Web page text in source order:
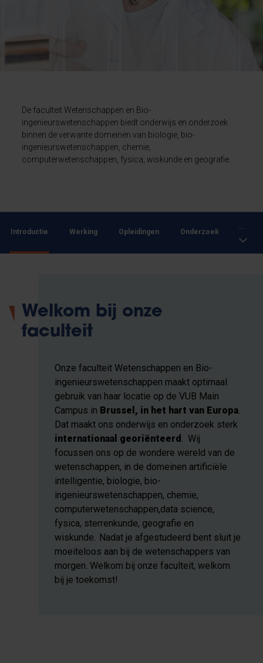
De faculteit Wetenschappen en Bio-
ingenieurswetenschappen biedt onderwijs en onderzoek
binnen de verwante domeinen van biologie, bio-
ingenieurswetenschappen, chemie,
computerwetenschappen, fysica, wiskunde en geografie.
Introductie Werking Opleidingen Onderzoek
Welkom bij onze
faculteit
Onze faculteit Wetenschappen en Bio-
ingenieurswetenschappen maakt optimaal
gebruik van haar locatie op de VUB Main
Campus in Brussel, in het hart van Europa.
Dat maakt ons onderwijs en onderzoek sterk
internationaal georiënteerd . Wij
focussen ons op de wondere wereld van de
wetenschappen, in de domeinen artificiële
intelligentie, biologie, bio-
ingenieurswetenschappen, chemie,
computerwetenschappen,data science,
fysica, sterrenkunde, geografie en
wiskunde. Nadat je afgestudeerd bent sluit je
moeiteloos aan bij de wetenschappers van
morgen. Welkom bij onze faculteit, welkom
bij je toekomst!